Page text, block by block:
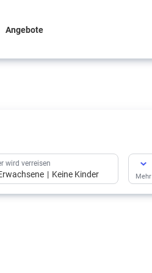
Angebote
wird verreisen
Keine Kinder Mehr